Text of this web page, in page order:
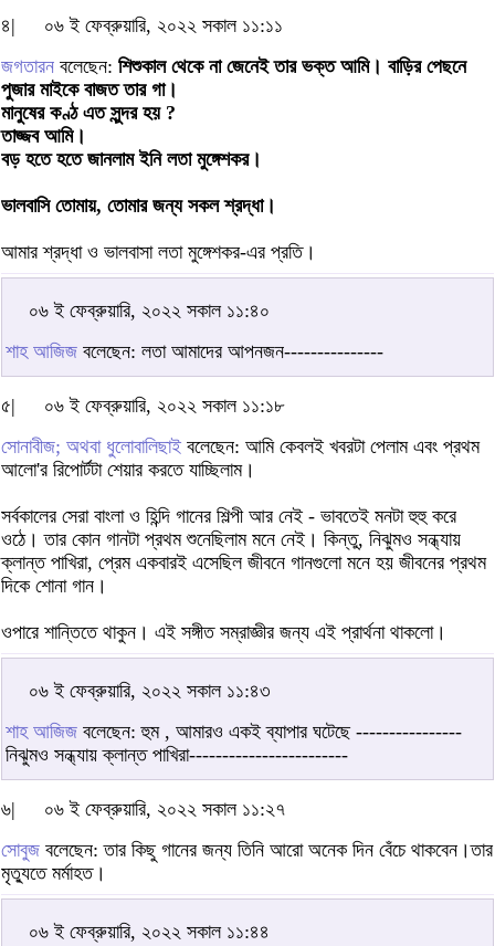
৪|
০৬ ই ফেব্রুয়ারি, ২০২২ সকাল ১১:১১
জগতারন বলেছেন: শিশুকাল থেকে না জেনেই তার ভক্ত আমি। বাড়ির পেছনে
পুজার মাইকে বাজত তার গা।
মানুষের কণ্ঠ এত সুন্দর হয় ?
তাজ্জব আমি।
বড় হতে হতে জানলাম ইনি লতা মুঙ্গেশকর।
ভালবাসি তোমায়, তোমার জন্য সকল শ্রদ্ধা।
আমার শ্রদ্ধা ও ভালবাসা লতা মুঙ্গেশকর-এর প্রতি।
০৬ ই ফেব্রুয়ারি, ২০২২ সকাল ১১:৪০
শাহ আজিজ বলেছেন: লতা আমাদের আপনজন---------------
৫|
০৬ ই ফেব্রুয়ারি, ২০২২ সকাল ১১:১৮
সোনাবীজ; অথবা ধুলোবালিছাই বলেছেন: আমি কেবলই খবরটা পেলাম এবং প্রথম
আলো'র রিপোর্টটা শেয়ার করতে যাচ্ছিলাম।
সর্বকালের সেরা বাংলা ও হিন্দি গানের শিল্পী আর নেই - ভাবতেই মনটা হুহু করে
ওঠে। তার কোন গানটা প্রথম শুনেছিলাম মনে নেই। কিন্তু, নিঝুমও সন্ধ্যায়
ক্লান্ত পাখিরা, প্রেম একবারই এসেছিল জীবনে গানগুলো মনে হয় জীবনের প্রথম
দিকে শোনা গান।
ওপারে শান্তিতে থাকুন। এই সঙ্গীত সম্রাজ্ঞীর জন্য এই প্রার্থনা থাকলো।
০৬ ই ফেব্রুয়ারি, ২০২২ সকাল ১১:৪৩
শাহ আজিজ বলেছেন: হুম , আমারও একই ব্যাপার ঘটেছে ----------------
নিঝুমও সন্ধ্যায় ক্লান্ত পাখিরা------------------------
৬|
০৬ ই ফেব্রুয়ারি, ২০২২ সকাল ১১:২৭
সোবুজ বলেছেন: তার কিছু গানের জন্য তিনি আরো অনেক দিন বেঁচে থাকবেন।তার
মৃত্যুতে মর্মাহত।
০৬ ই ফেব্রুয়ারি, ২০২২ সকাল ১১:৪৪